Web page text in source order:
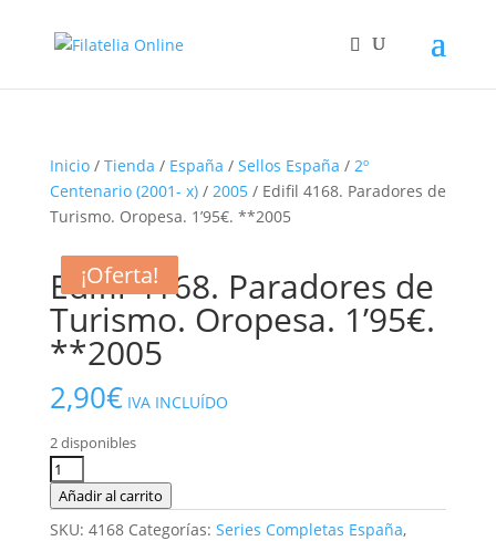
Inicio/ Tienda / España / Sellos España / 2º
Centenario (2001- x)/ 2005/ Edifil 4168. Paradores de
Turismo. Oropesa. 1’95€. **2005
Edifil 4168. Paradores de
Turismo. Oropesa. 1’95€.
**2005
2,90€ IVA INCLUÍDO
2 disponibles
Edifil
4168.
Añadir al carrito
SKU: 4168 Categorías: Series Completas España,
¡Oferta!
¡Oferta!
¡Oferta!